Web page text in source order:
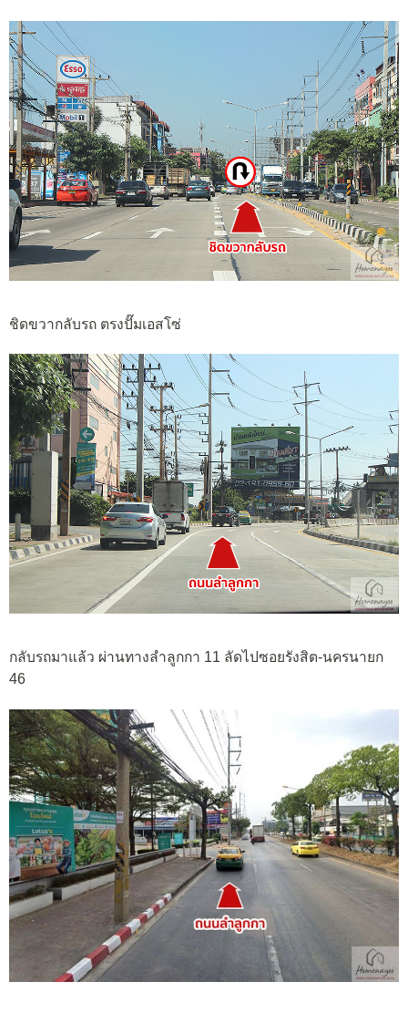
ชิดขวากลับรถ ตรงปั๊มเอสโซ่
กลับรถมาแล้ว ผ่านทางลำลูกกา 11 ลัดไปซอยรังสิต-นครนายก
46